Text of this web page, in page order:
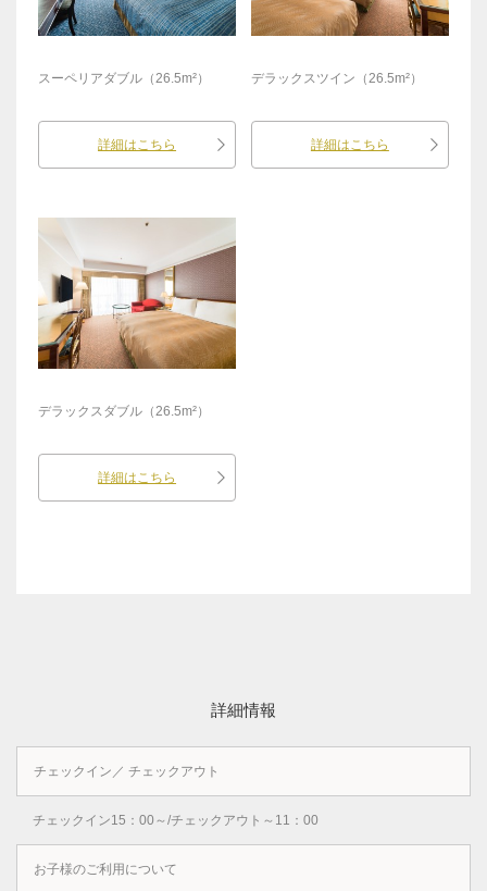
スーペリアダブル（26.5m²）
詳細はこちら
デラックスツイン（26.5m²）
詳細はこちら
デラックスダブル（26.5m²）
詳細はこちら
詳細情報
チェックイン／ チェックアウト
チェックイン15：00～/チェックアウト～11：00
お子様のご利用について